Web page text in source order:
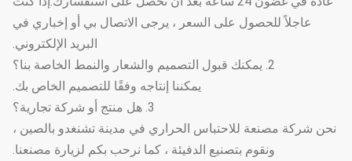
عاجلاً للحصول على السعر ، يرجى الاتصال بي أو إخباري في
البريد الإلكتروني.
2. يمكنك قبول التصميم والشعار والنمط الخاصة بنا؟
يمكننا إنتاجه وفقًا للتصميم الخاص بك.
3. هل منتج أو شركة تجارية؟
نحن شركة مصنعة للاحتباس الحراري في مدينة تشنغدو بالصين ،
ونقوم بتصنيع الدفيئة ، كما نرحب بكم لزيارة مصنعنا.